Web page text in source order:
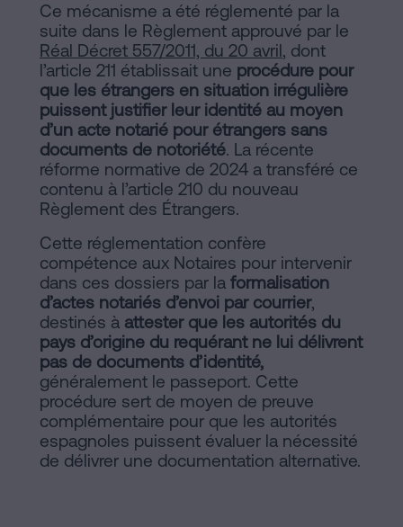
Ce mécanisme a été réglementé par la
suite dans le Règlement approuvé par le
Réal Décret 557/2011, du 20 avril, dont
l’article 211 établissait une procédure pour
que les étrangers en situation irrégulière
puissent justifier leur identité au moyen
d’un acte notarié pour étrangers sans
documents de notoriété. La récente
réforme normative de 2024 a transféré ce
contenu à l’article 210 du nouveau
Règlement des Étrangers.
Cette réglementation confère
compétence aux Notaires pour intervenir
dans ces dossiers par la formalisation
d’actes notariés d’envoi par courrier,
destinés à attester que les autorités du
pays d’origine du requérant ne lui délivrent
pas de documents d’identité,
généralement le passeport. Cette
procédure sert de moyen de preuve
complémentaire pour que les autorités
espagnoles puissent évaluer la nécessité
de délivrer une documentation alternative.